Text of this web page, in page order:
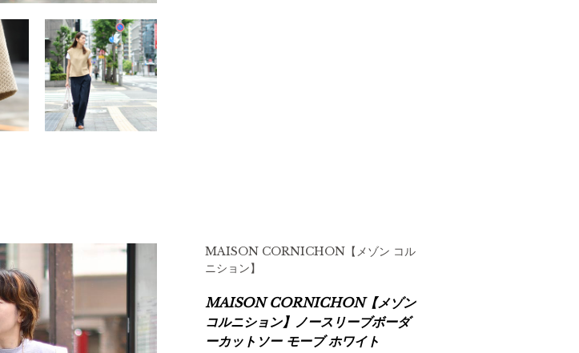
MAISON CORNICHON【メゾン コル
ニション】
MAISON CORNICHON【メゾン
コルニション】ノースリーブボーダ
ーカットソー モーブ ホワイト